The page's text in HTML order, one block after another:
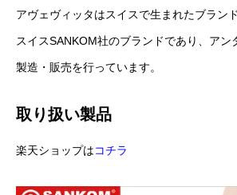
NEWS お知らせ
COMPANY INFO 会社概要
CONTACT お問い合わせ
アヴェヴィッタはスイスで生まれたブランド
スイスSANKOM社のブランドであり、アン
製造・販売を行っています。
取り扱い製品
楽天ショップはコチラ